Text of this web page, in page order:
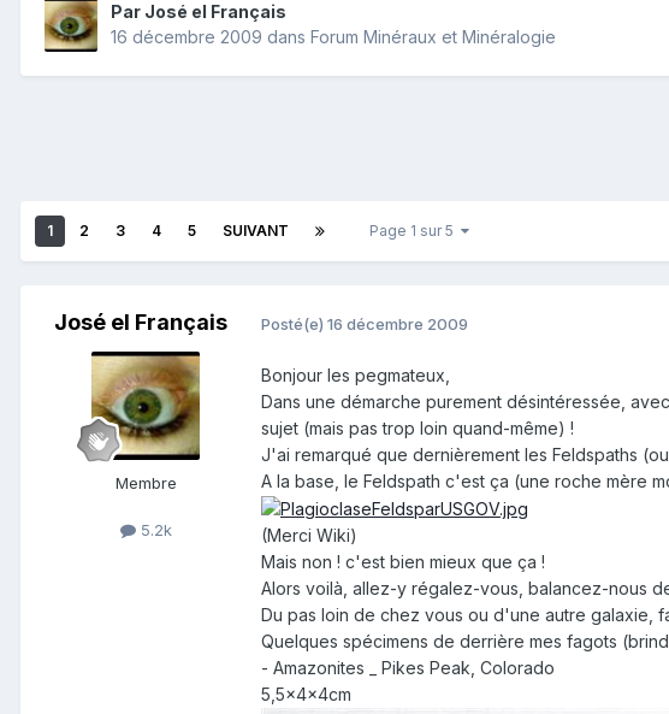
Par José el Français
16 décembre 2009 dans Forum Minéraux et Minéralogie
1 2 3 4 5 SUIVANT Page 1 sur 5
José el Français
Membre
5.2k
Posté(e) 16 décembre 2009
Bonjour les pegmateux,
Dans une démarche purement désintéressée,
sujet (mais pas trop loin quand-même) !
J'ai remarqué que dernièrement les Feldspaths
A la base, le Feldspath c'est ça (une roche mère
(Merci Wiki)
Mais non ! c'est bien mieux que ça !
Alors voilà, allez-y régalez-vous, balancez-nous
Du pas loin de chez vous ou d'une autre galaxie,
Quelques spécimens de derrière mes fagots
- Amazonites _ Pikes Peak, Colorado
5,5x4x4cm